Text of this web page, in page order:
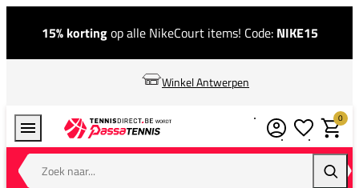
15% kortingop alle NikeCourt items! Code: NIKE15
Winkel Antwerpen
Zoek naar...
0